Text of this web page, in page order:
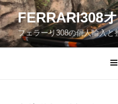
コ
ン
テ
ン
FERRARI308
フェラーリ308の個人輸入と